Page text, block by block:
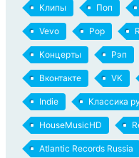
Клипы Поп
Vevo Pop
Концерты Рэп
Вконтакте VK
Indie Классика
HouseMusicHD
Atlantic Records Russia